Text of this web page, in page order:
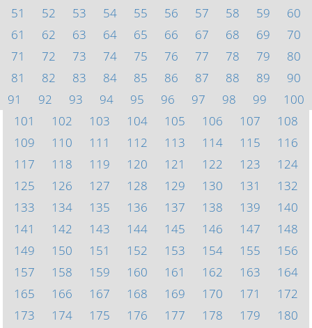
51
52 53 54 55 56 57 58 59
60
61
62 63 64 65 66 67 68 69
70
71
72 73 74 75 76 77 78 79
80
81
82 83 84 85 86 87 88 89
90
91
92 93 94 95 96 97 98 99
100
101
102 103 104 105 106 107
108
109
110 111 112 113 114 115
116
117
118 119 120 121 122 123
124
125
126 127 128 129 130 131
132
133
134 135 136 137 138 139
140
141
142 143 144 145 146 147
148
149
150 151 152 153 154 155
156
157
158 159 160 161 162 163
164
165
166 167 168 169 170 171
172
173
174 175 176 177 178 179
180